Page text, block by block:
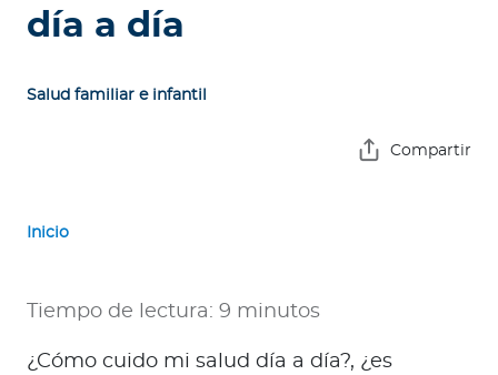
día a día
Salud familiar e infantil
Compartir
Inicio
Tiempo de lectura: 9 minutos
¿Cómo cuido mi salud día a día?, ¿es